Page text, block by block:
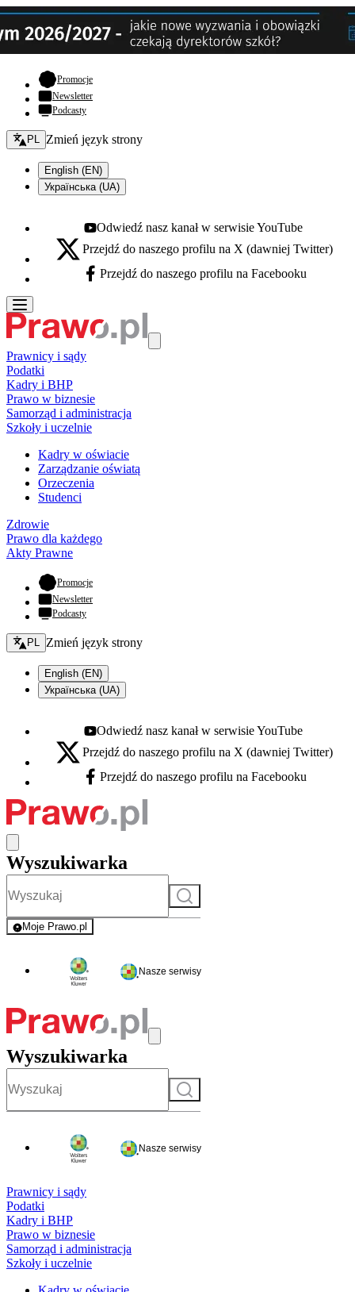
Promocje- otwiera się w nowej karcie
Newsletter
Podcasty
Zmień język - bieżący:
PL Zmień język strony
English (EN)
Українська (UA)
Youtube - otwiera się w nowej karcie
Odwiedź nasz kanał w serwisie YouTube
X - otwiera się w nowej karcie
Przejdź do naszego profilu na X (dawniej Twitter)
Facebook - otwiera się w nowej karcie
Przejdź do naszego profilu na Facebooku
Prawnicy i sądy
Podatki
Kadry i BHP
Prawo w biznesie
Samorząd i administracja
Szkoły i uczelnie
Kadry w oświacie
Zarządzanie oświatą
Orzeczenia
Studenci
Zdrowie
Prawo dla każdego
Akty Prawne
Promocje- otwiera się w nowej karcie
Newsletter
Podcasty
Zmień język - bieżący:
PL Zmień język strony
English (EN)
Українська (UA)
Youtube - otwiera się w nowej karcie
Odwiedź nasz kanał w serwisie YouTube
X - otwiera się w nowej karcie
Przejdź do naszego profilu na X (dawniej Twitter)
Facebook - otwiera się w nowej karcie
Przejdź do naszego profilu na Facebooku
Wyszukiwarka
Szukaj
Moje Prawo.pl
- rejestracja i logowanie do serwisu
Nasze serwisy
Wyszukiwarka
Szukaj
Nasze serwisy
Prawnicy i sądy
Podatki
Kadry i BHP
Prawo w biznesie
Samorząd i administracja
Szkoły i uczelnie